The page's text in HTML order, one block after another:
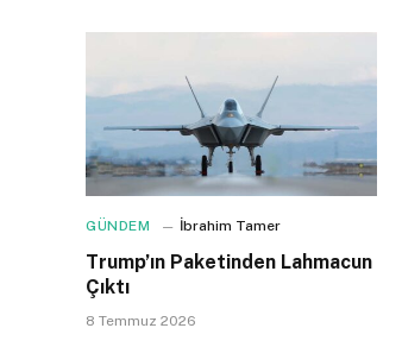
GÜNDEM İbrahim Tamer
Trump’ın Paketinden Lahmacun
Çıktı
8 Temmuz 2026